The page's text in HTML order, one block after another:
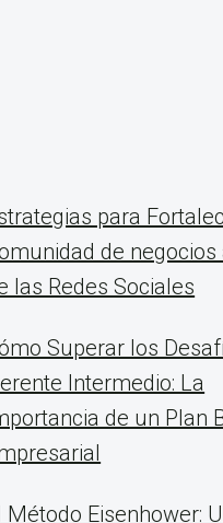
para
de negocios
las Redes Sociales
Superar los
Intermedio: La
de un Plan
Método Eisenhower: